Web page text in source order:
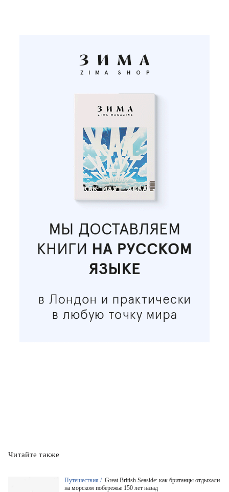
Читайте также
Путешествия / Great British Seaside: как британцы отдыхали
на морском побережье 150 лет назад